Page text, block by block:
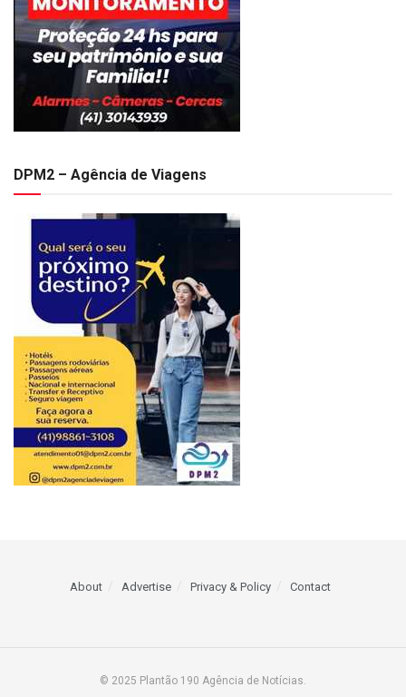
DPM2 – Agência de Viagens
About Advertise Privacy & Policy Contact
© 2025 Plantão 190 Agência de Notícias.